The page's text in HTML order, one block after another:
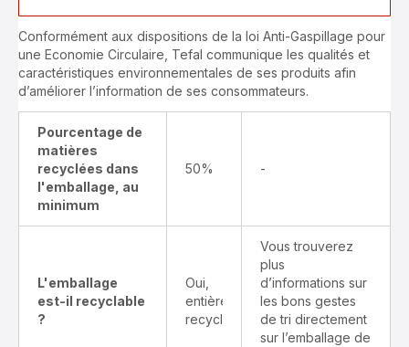
Conformément aux dispositions de la loi Anti-Gaspillage pour
une Economie Circulaire, Tefal communique les qualités et
caractéristiques environnementales de ses produits afin
d’améliorer l’information de ses consommateurs.
Pourcentage de
matières
recyclées dans
l'emballage, au
minimum
50% -
L'emballage
est-il recyclable
?
Oui,
entièrement
recyclable
Vous trouverez
plus
d’informations sur
les bons gestes
de tri directement
sur l’emballage de